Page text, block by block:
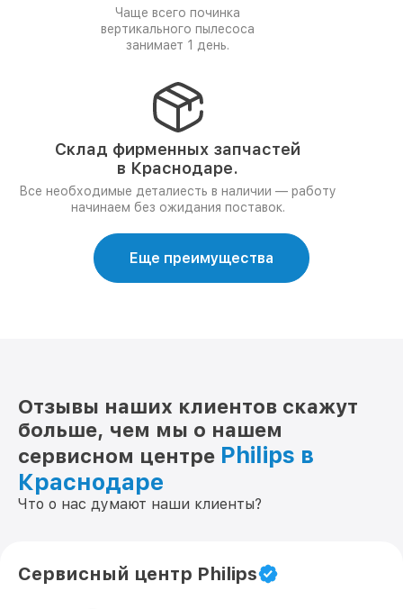
Чаще всего починка
вертикального пылесоса
занимает 1 день.
Склад фирменных запчастей
в Краснодаре.
Все необходимые деталиесть в наличии — работу
начинаем без ожидания поставок.
Еще преимущества
Отзывы наших клиентов скажут
больше, чем мы о нашем
сервисном центре Philips в
Краснодаре
Что о нас думают наши клиенты?
Сервисный центр Philips